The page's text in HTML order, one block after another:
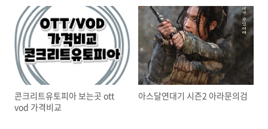
콘크리트유토피아 보는곳 ott
vod 가격비교
아스달연대기 시즌2 아라문의검